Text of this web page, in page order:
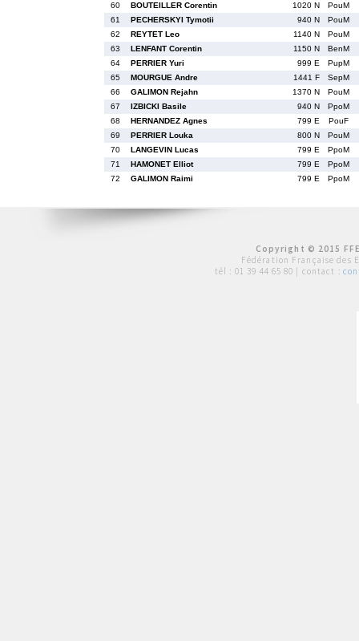
60
BOUTEILLER Corentin 1020 N
PouM
61
PECHERSKYI Tymotii 940 N
PouM
62
REYTET Leo 1140 N
PouM
63
LENFANT Corentin 1150 N
BenM
64
PERRIER Yuri 999 E
PupM
65
MOURGUE Andre 1441 F
SepM
66
GALIMON Rejahn 1370 N
PouM
67
IZBICKI Basile 940 N
PpoM
68
HERNANDEZ Agnes 799 E
PouF
69
PERRIER Louka 800 N
PouM
70
LANGEVIN Lucas 799 E
PpoM
71
HAMONET Elliot 799 E
PpoM
72
GALIMON Raimi 799 E PpoM
Copyright © 2015
Fédération Française des
tél : 01 39 44 65 80 | contact :